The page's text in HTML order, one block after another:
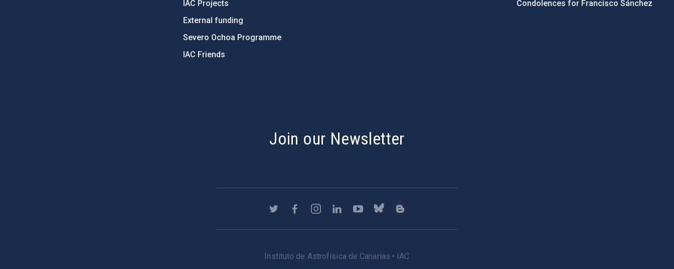
IAC Projects
External funding
Severo Ochoa Programme
IAC Friends
Condolences for Francisco Sánchez
Join our Newsletter
Instituto de Astrofísica de Canarias • IAC